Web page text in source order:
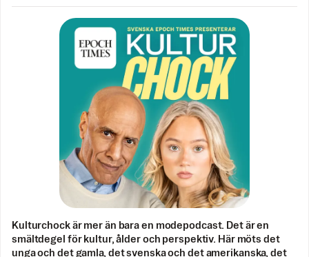
Kulturchock är mer än bara en modepodcast. Det är en
smältdegel för kultur, ålder och perspektiv. Här möts det
unga och det gamla, det svenska och det amerikanska, det